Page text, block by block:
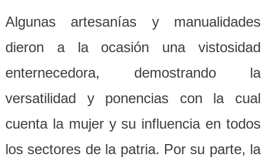
Algunas artesanías y manualidades
dieron a la ocasión una vistosidad
enternecedora, demostrando la
versatilidad y ponencias con la cual
cuenta la mujer y su influencia en todos
los sectores de la patria. Por su parte, la